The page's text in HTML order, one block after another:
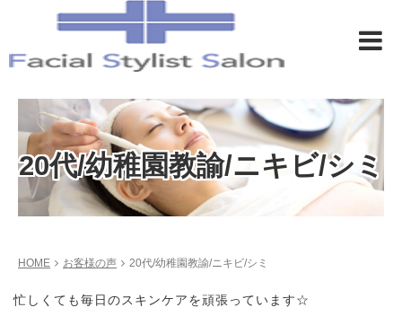
20代/幼稚園教諭/ニキビ/シミ
HOME お客様の声 20代/幼稚園教諭/ニキビ/シミ
忙しくても毎日のスキンケアを頑張っています☆